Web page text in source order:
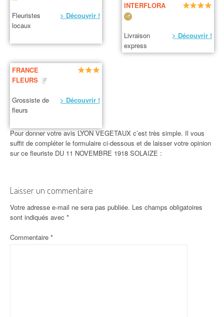
Fleuristes
locaux
> Découvrir !
INTERFLORA
Livraison
express
> Découvrir !
FRANCE
FLEURS
Grossiste de
fleurs
> Découvrir !
Pour donner votre avis LYON VEGETAUX c’est très simple. Il vous
suffit de compléter le formulaire ci-dessous et de laisser votre opinion
sur ce fleuriste DU 11 NOVEMBRE 1918 SOLAIZE :
Laisser un commentaire
Votre adresse e-mail ne sera pas publiée. Les champs obligatoires
sont indiqués avec *
Commentaire *